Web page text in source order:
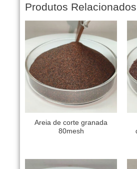
Produtos Relacionados
Areia de corte granada
80mesh